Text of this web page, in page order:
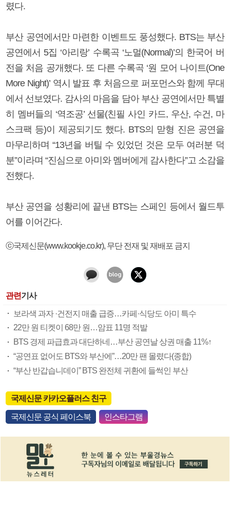
렸다.
부산 공연에서만 마련한 이벤트도 풍성했다. BTS는 부산
공연에서 5집 ‘아리랑’ 수록곡 ‘노멀(Normal)’의 한국어 버
전을 처음 공개했다. 또 다른 수록곡 ‘원 모어 나이트(One
More Night)’ 역시 발표 후 처음으로 퍼포먼스와 함께 무대
에서 선보였다. 감사의 마음을 담아 부산 공연에서만 특별
히 멤버들의 ‘역조공’ 선물(친필 사인 카드, 우산, 수건, 마
스크팩 등)이 제공되기도 했다. BTS의 맏형 진은 공연을
마무리하며 “13년을 버틸 수 있었던 것은 모두 여러분 덕
분”이라며 “진심으로 아미와 멤버에게 감사한다”고 소감을
전했다.
부산 공연을 성황리에 끝낸 BTS는 스페인 등에서 월드투
어를 이어간다.
ⓒ국제신문(www.kookje.co.kr), 무단 전재 및 재배포 금지
관련기사
보라색 과자 ·건전지 매출 급증…카페·식당도 아미 특수
22만 원 티켓이 68만 원…암표 11명 적발
BTS 경제 파급효과 대단하네…부산 공연날 상권 매출 11%↑
“공연표 없어도 BTS와 부산에”…20만 팬 몰렸다(종합)
“부산 반갑습니데이” BTS 완전체 귀환에 들썩인 부산
국제신문 카카오플러스 친구
국제신문 공식 페이스북 인스타그램